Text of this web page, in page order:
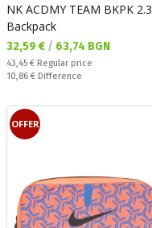
NK ACDMY TEAM BKPK 2.3
Backpack
Текуща цена:
32,59 € / 63,74 BGN
Regular price:
43,45 € Regular price
Спестявате:
10,86 € Difference
OFFER